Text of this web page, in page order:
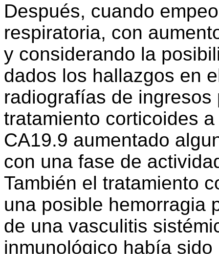
Después, cuando
respiratoria, con
y considerando la
dados los hallazgos en
radiografías de
tratamiento corticoides
CA19.9 aumentado
con una fase de
También el tratamiento
una posible hemorragia
de una vasculitis
inmunológico había sido